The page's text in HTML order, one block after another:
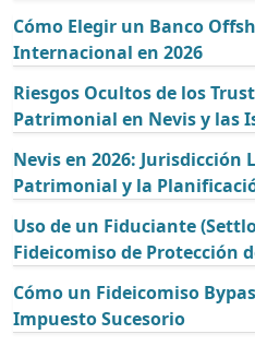
Cómo Elegir un Banco
Internacional en 2026
Riesgos Ocultos de los
Patrimonial en Nevis y las
Nevis en 2026: Jurisdicción
Patrimonial y la
Uso de un Fiduciante
Fideicomiso de Protección
Cómo un Fideicomiso
Impuesto Sucesorio